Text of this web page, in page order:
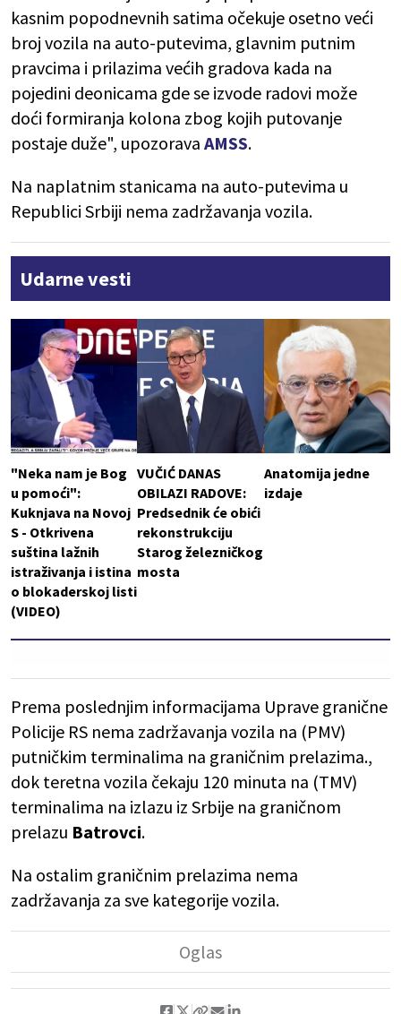
kasnim popodnevnih satima očekuje osetno veći
broj vozila na auto-putevima, glavnim putnim
pravcima i prilazima većih gradova kada na
pojedini deonicama gde se izvode radovi može
doći formiranja kolona zbog kojih putovanje
postaje duže", upozorava AMSS.
Na naplatnim stanicama na auto-putevima u
Republici Srbiji nema zadržavanja vozila.
Udarne vesti
"Neka nam je Bog
u pomoći":
Kuknjava na Novoj
S - Otkrivena
suština lažnih
istraživanja i istina
o blokaderskoj listi
(VIDEO)
VUČIĆ DANAS
OBILAZI RADOVE:
Predsednik će obići
rekonstrukciju
Starog železničkog
mosta
Anatomija jedne
izdaje
Prema poslednjim informacijama Uprave granične
Policije RS nema zadržavanja vozila na (PMV)
putničkim terminalima na graničnim prelazima.,
dok teretna vozila čekaju 120 minuta na (TMV)
terminalima na izlazu iz Srbije na graničnom
prelazu Batrovci.
Na ostalim graničnim prelazima nema
zadržavanja za sve kategorije vozila.